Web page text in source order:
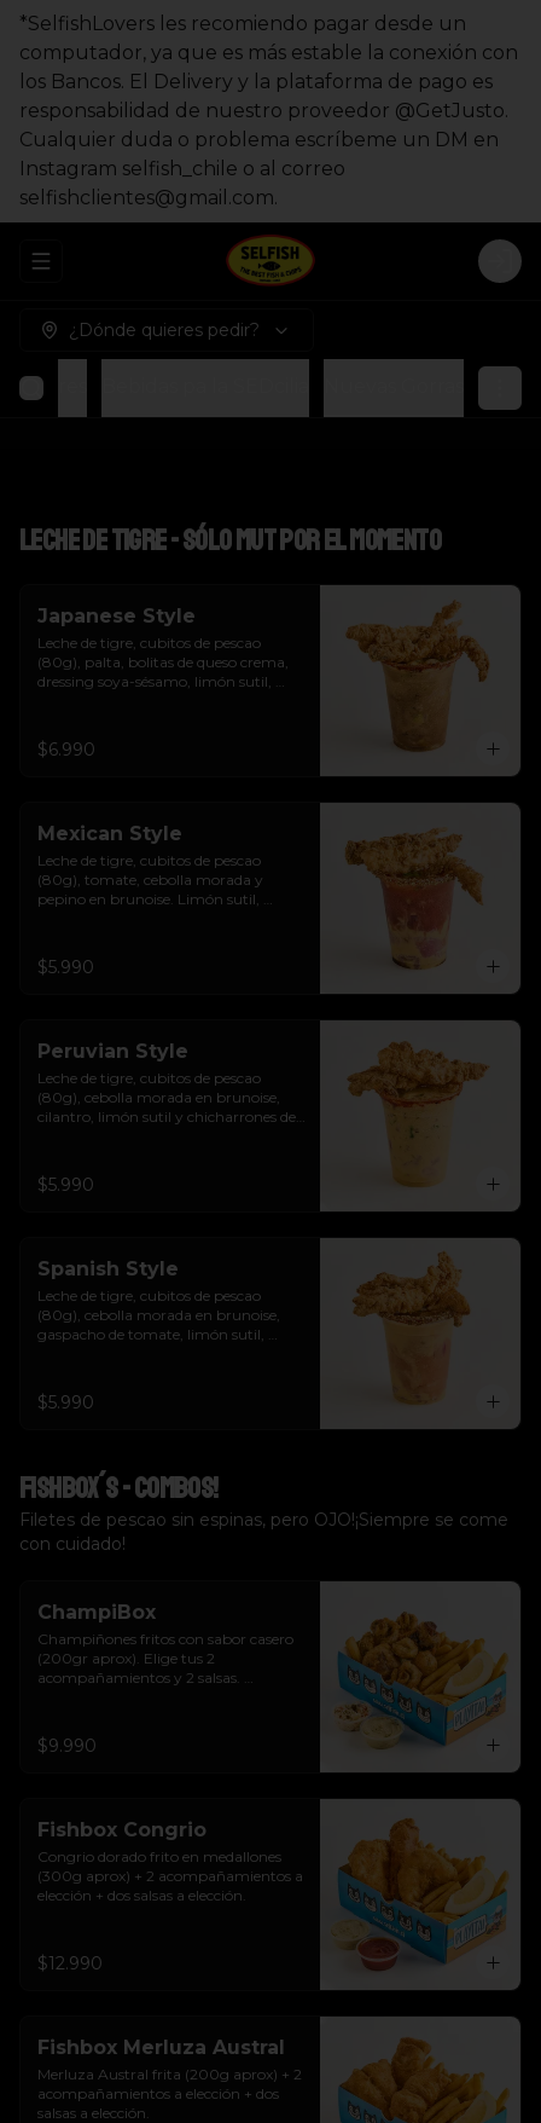
*SelfishLovers les recomiendo pagar desde un
computador, ya que es más estable la conexión con
los Bancos. El Delivery y la plataforma de pago es
responsabilidad de nuestro proveedor @GetJusto.
Cualquier duda o problema escríbeme un DM en
Instagram selfish_chile o al correo
selfishclientes@gmail.com.
Abrir menu de navegación
¿Dónde quieres pedir?
Postres
Leche de Tigre - sólo MUT por el momento
Japanese Style
Leche de tigre, cubitos de pescao
(80g), palta, bolitas de queso crema,
dressing soya-sésamo, limón sutil,
$6.990
Mexican Style
Leche de tigre, cubitos de pescao
(80g), tomate, cebolla morada y
pepino en brunoise. Limón sutil,
$5.990
Peruvian Style
Leche de tigre, cubitos de pescao
(80g), cebolla morada en brunoise,
cilantro, limón sutil y chicharrones de
$5.990
Spanish Style
Leche de tigre, cubitos de pescao
(80g), cebolla morada en brunoise,
gaspacho de tomate, limón sutil,
$5.990
Fishbox´s - Combos!
Filetes de pescao sin espinas, pero OJO!¡Siempre se come
con cuidado!
ChampiBox
Champiñones fritos con sabor casero
(200gr aprox). Elige tus 2
acompañamientos y 2 salsas.
$9.990
Fishbox Congrio
Congrio dorado frito en medallones
(300g aprox) + 2 acompañamientos a
elección + dos salsas a elección.
$12.990
Fishbox Merluza Austral
Merluza Austral frita (200g aprox) + 2
acompañamientos a elección + dos
salsas a elección.